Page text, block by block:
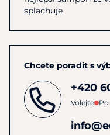
splachuje
Chcete poradit s
+420
Volejte Po